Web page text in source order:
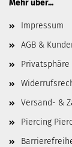
Mehr über...
Impressum
AGB &
Versand- &
Piercing